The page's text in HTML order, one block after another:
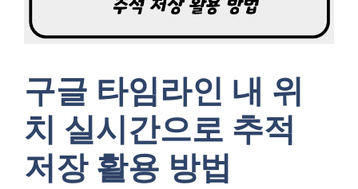
구글 타임라인 내 위
치 실시간으로 추적
저장 활용 방법